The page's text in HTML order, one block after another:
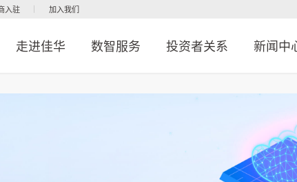
入驻 加入我们
走进佳华 数智服务 投资者关系 新闻中